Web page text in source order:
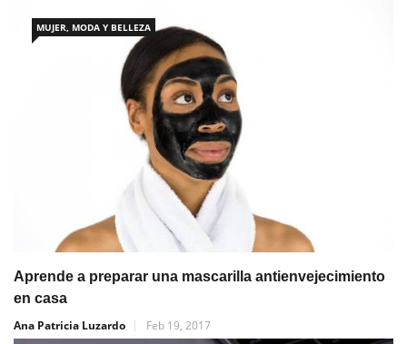
MUJER, MODA Y BELLEZA
Aprende a preparar una mascarilla antienvejecimiento
en casa
Ana Patricia Luzardo
Feb 19, 2017